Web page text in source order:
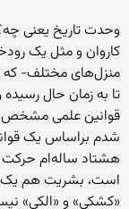
وحدت تاریخ یعنی
کاروان و مثل یک
منزل‌های مختلف-
تا به زمان حال
قوانین علمی مشخص.
شدم براساس یک
هشتاد ساله‌ام حرکت
است، بشریت هم یک
«کشکی» و «الکی»